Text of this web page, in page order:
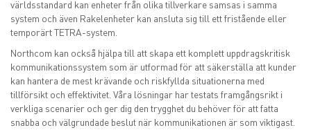
världsstandard kan enheter från olika tillverkare samsas i samma
system och även Rakelenheter kan ansluta sig till ett fristående eller
temporärt TETRA-system.
Northcom kan också hjälpa till att skapa ett komplett uppdragskritisk
kommunikationssystem som är utformad för att säkerställa att kunder
kan hantera de mest krävande och riskfyllda situationerna med
tillförsikt och effektivitet. Våra lösningar har testats framgångsrikt i
verkliga scenarier och ger dig den trygghet du behöver för att fatta
snabba och välgrundade beslut när kommunikationen är som viktigast.